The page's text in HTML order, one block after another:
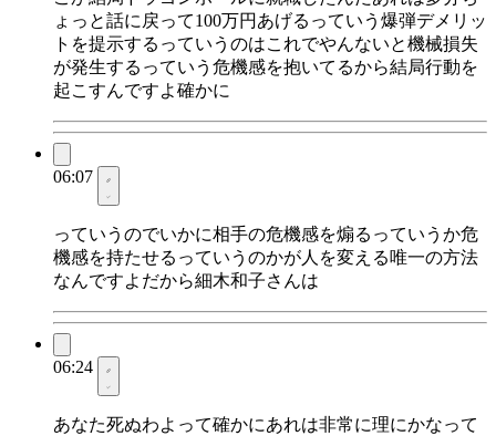
ょっと話に戻って100万円あげるっていう爆弾デメリッ
トを提示するっていうのはこれでやんないと機械損失
が発生するっていう危機感を抱いてるから結局行動を
起こすんですよ確かに
06:07
っていうのでいかに相手の危機感を煽るっていうか危
機感を持たせるっていうのかが人を変える唯一の方法
なんですよだから細木和子さんは
06:24
あなた死ぬわよって確かにあれは非常に理にかなって